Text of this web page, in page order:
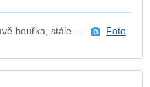
bouřka, stále ... Foto